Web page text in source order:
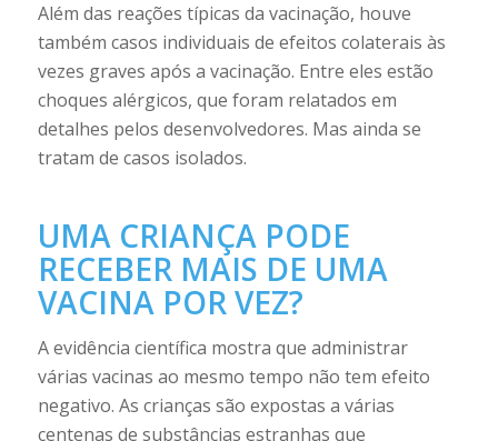
Além das reações típicas da vacinação, houve
também casos individuais de efeitos colaterais às
vezes graves após a vacinação. Entre eles estão
choques alérgicos, que foram relatados em
detalhes pelos desenvolvedores. Mas ainda se
tratam de casos isolados.
UMA CRIANÇA PODE
RECEBER MAIS DE UMA
VACINA POR VEZ?
A evidência científica mostra que administrar
várias vacinas ao mesmo tempo não tem efeito
negativo. As crianças são expostas a várias
centenas de substâncias estranhas que